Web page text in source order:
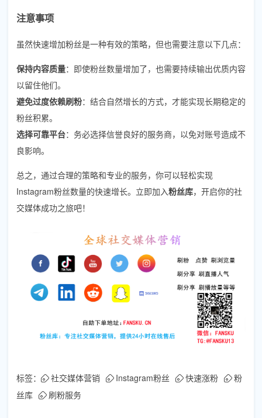
注意事项
虽然快速增加粉丝是一种有效的策略，但也需要注意以下几点：
保持内容质量：即使粉丝数量增加了，也需要持续输出优质内容
以留住他们。
避免过度依赖刷粉：结合自然增长的方式，才能实现长期稳定的
粉丝积累。
选择可靠平台：务必选择信誉良好的服务商，以免对账号造成不
良影响。
总之，通过合理的策略和专业的服务，你可以轻松实现
Instagram粉丝数量的快速增长。立即加入粉丝库，开启你的社
交媒体成功之旅吧！
标签： 社交媒体营销 Instagram粉丝 快速涨粉
粉
丝库
刷粉服务